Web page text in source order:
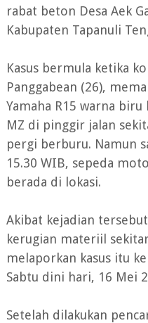
rabat beton Desa Aek
Kabupaten Tapanuli
Kasus bermula ketika
Panggabean (26),
Yamaha R15 warna
MZ di pinggir jalan
pergi berburu. Namun
15.30 WIB, sepeda
berada di lokasi.
Akibat kejadian
kerugian materiil
melaporkan kasus itu
Sabtu dini hari, 16 Mei
Setelah dilakukan